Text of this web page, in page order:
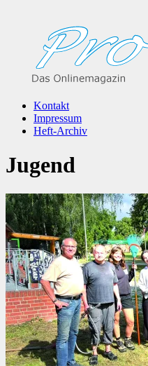
Kontakt
Impressum
Heft-Archiv
Jugend